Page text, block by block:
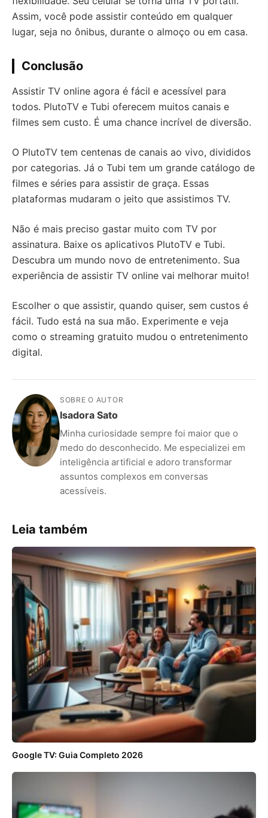
Assim, você pode assistir conteúdo em qualquer
lugar, seja no ônibus, durante o almoço ou em casa.
Conclusão
Assistir TV online agora é fácil e acessível para
todos. PlutoTV e Tubi oferecem muitos canais e
filmes sem custo. É uma chance incrível de diversão.
O PlutoTV tem centenas de canais ao vivo, divididos
por categorias. Já o Tubi tem um grande catálogo de
filmes e séries para assistir de graça. Essas
plataformas mudaram o jeito que assistimos TV.
Não é mais preciso gastar muito com TV por
assinatura. Baixe os aplicativos PlutoTV e Tubi.
Descubra um mundo novo de entretenimento. Sua
experiência de assistir TV online vai melhorar muito!
Escolher o que assistir, quando quiser, sem custos é
fácil. Tudo está na sua mão. Experimente e veja
como o streaming gratuito mudou o entretenimento
digital.
SOBRE O AUTOR
Isadora Sato
Minha curiosidade sempre foi maior que o
medo do desconhecido. Me especializei em
inteligência artificial e adoro transformar
assuntos complexos em conversas
acessíveis.
Leia também
Google TV: Guia Completo 2026